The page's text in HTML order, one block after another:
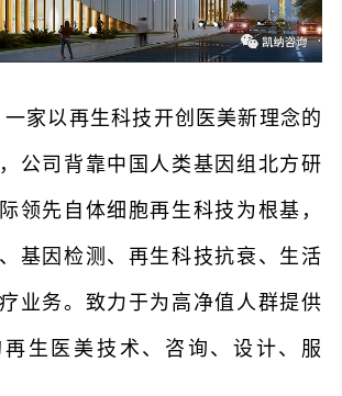
家以再生科技开创医美新理念的
公司背靠中国人类基因组北方研
领先自体细胞再生科技为根基，
基因检测、再生科技抗衰、生活
业务。致力于为高净值人群提供
生医美技术、咨询、设计、服